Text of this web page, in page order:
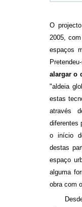
O projecto
2005,
espaços
alargar o
"aldeia
estas
através
diferentes
o início
destas
espaço
alguma
obra com
Desde